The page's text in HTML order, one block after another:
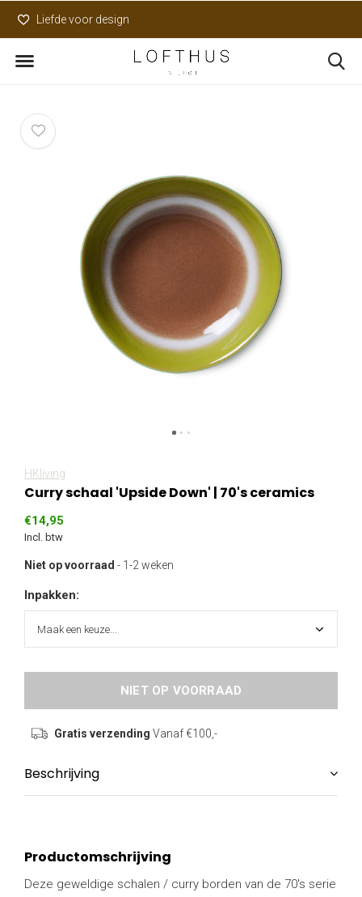
Liefde voor design
HKliving
Curry schaal 'Upside Down' | 70's ceramics
€14,95
Incl. btw
Niet op voorraad - 1-2 weken
Inpakken:
NIET OP VOORRAAD
Gratis verzending Vanaf €100,-
Beschrijving
Productomschrijving
Deze geweldige schalen / curry borden van de 70's serie